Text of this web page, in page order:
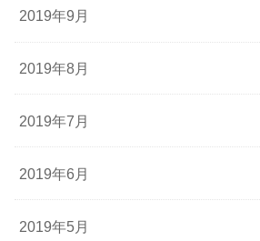
2019年9月
2019年8月
2019年7月
2019年6月
2019年5月